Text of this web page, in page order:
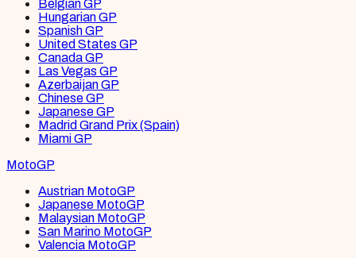
Belgian GP
Hungarian GP
Spanish GP
United States GP
Canada GP
Las Vegas GP
Azerbaijan GP
Chinese GP
Japanese GP
Madrid Grand Prix (Spain)
Miami GP
MotoGP
Austrian MotoGP
Japanese MotoGP
Malaysian MotoGP
San Marino MotoGP
Valencia MotoGP